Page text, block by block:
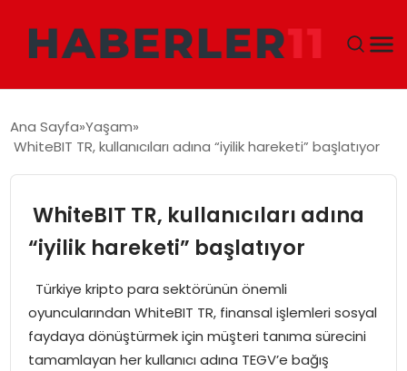
EKONOMI
SIYASET
TEKNOLOJI
EĞITIM
Ana Sayfa Yaşam
WhiteBIT TR, kullanıcıları adına “iyilik hareketi” başlatıyor
WhiteBIT TR, kullanıcıları adına
“iyilik hareketi” başlatıyor
Türkiye kripto para sektörünün önemli
oyuncularından WhiteBIT TR, finansal işlemleri sosyal
faydaya dönüştürmek için müşteri tanıma sürecini
tamamlayan her kullanıcı adına TEGV’e bağış